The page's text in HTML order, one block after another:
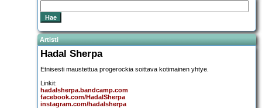
Artisti
Hadal Sherpa
Etnisesti maustettua progerockia soittava kotimainen yhtye.
Linkit:
hadalsherpa.bandcamp.com
facebook.com/HadalSherpa
instagram.com/hadalsherpa